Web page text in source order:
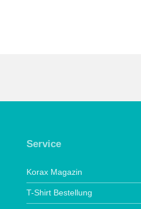
Service
Korax Magazin
T-Shirt Bestellung